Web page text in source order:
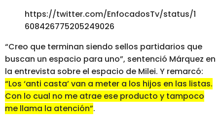
https://twitter.com/EnfocadosTv/status/1
608426775205249026
“Creo que terminan siendo sellos partidarios que
buscan un espacio para uno”, sentenció Márquez en
la entrevista sobre el espacio de Milei. Y remarcó:
“Los ‘anti casta’ van a meter a los hijos en las listas.
Con lo cual no me atrae ese producto y tampoco
me llama la atención”.